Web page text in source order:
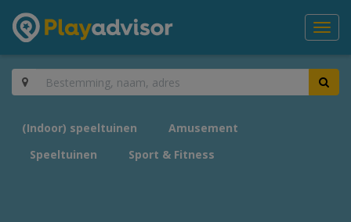
(Indoor) speeltuinen
Amusement
Speeltuinen
Sport & Fitness